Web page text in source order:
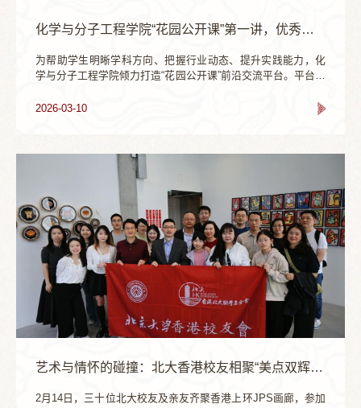
化学与分子工程学院“花园公开课”第一讲，优秀校友讲述AI大潮下的半导体行业发展趋势
为帮助学生明晰学科方向、把握行业动态、提升实践能力，化
学与分子工程学院倾力打造“花园公开课”前沿交流平台。平台特
在打通学术研究与产业实践的壁垒，助力学生精准把握行业前
李晓旻受邀担任首讲嘉宾，以“从芯片失效分析看AI大潮下的半
导体行业发展趋势”...
2026-03-10
艺术与情怀的碰撞：北大香港校友相聚“美点双辉”展览
2月14日，三十位北大校友及亲友齐聚香港上环JPS画廊，参加